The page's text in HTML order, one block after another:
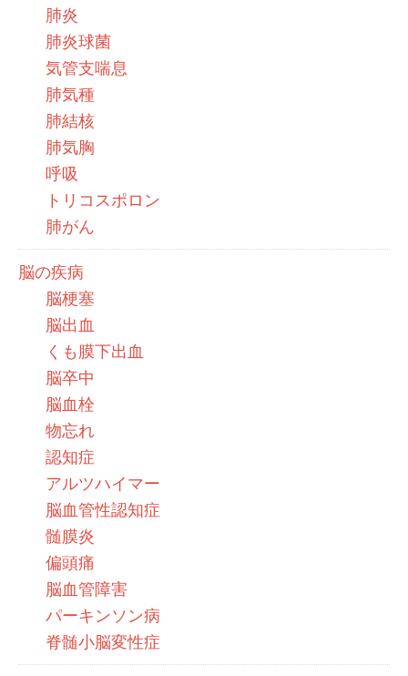
肺炎
肺炎球菌
気管支喘息
肺気種
肺結核
肺気胸
呼吸
トリコスポロン
肺がん
脳の疾病
脳梗塞
脳出血
くも膜下出血
脳卒中
脳血栓
物忘れ
認知症
アルツハイマー
脳血管性認知症
髄膜炎
偏頭痛
脳血管障害
パーキンソン病
脊髄小脳変性症